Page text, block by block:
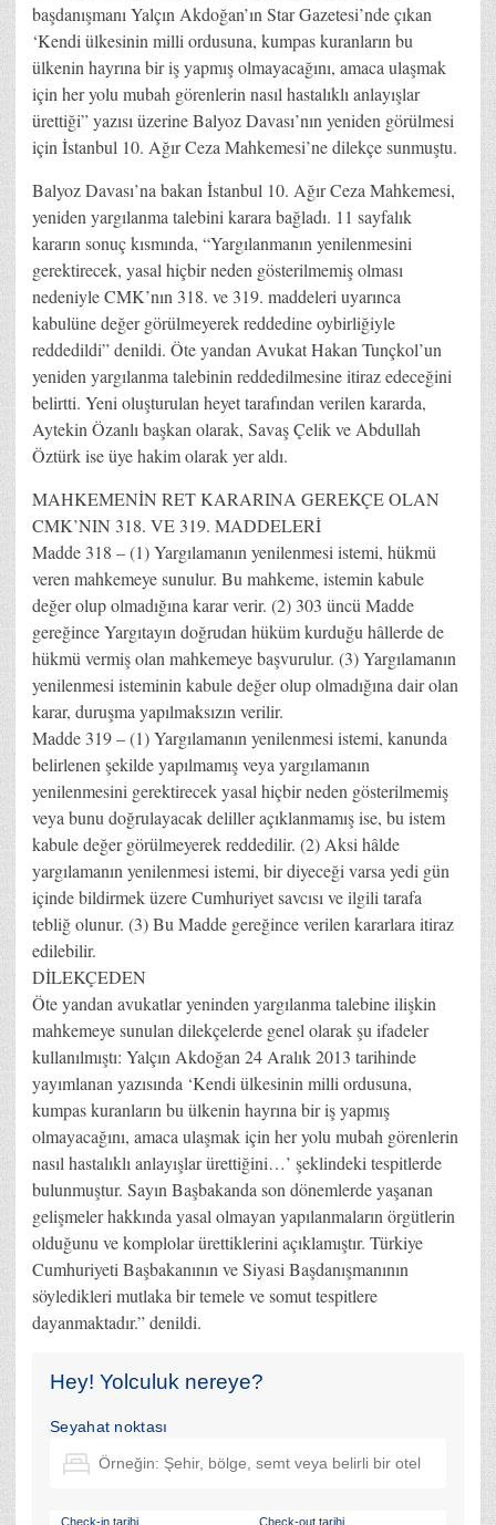
başdanışmanı Yalçın Akdoğan’ın Star Gazetesi’nde çıkan
‘Kendi ülkesinin milli ordusuna, kumpas kuranların bu
ülkenin hayrına bir iş yapmış olmayacağını, amaca ulaşmak
için her yolu mubah görenlerin nasıl hastalıklı anlayışlar
ürettiği” yazısı üzerine Balyoz Davası’nın yeniden görülmesi
için İstanbul 10. Ağır Ceza Mahkemesi’ne dilekçe sunmuştu.
Balyoz Davası’na bakan İstanbul 10. Ağır Ceza Mahkemesi,
yeniden yargılanma talebini karara bağladı. 11 sayfalık
kararın sonuç kısmında, “Yargılanmanın yenilenmesini
gerektirecek, yasal hiçbir neden gösterilmemiş olması
nedeniyle CMK’nın 318. ve 319. maddeleri uyarınca
kabulüne değer görülmeyerek reddedine oybirliğiyle
reddedildi” denildi. Öte yandan Avukat Hakan Tunçkol’un
yeniden yargılanma talebinin reddedilmesine itiraz edeceğini
belirtti. Yeni oluşturulan heyet tarafından verilen kararda,
Aytekin Özanlı başkan olarak, Savaş Çelik ve Abdullah
Öztürk ise üye hakim olarak yer aldı.
MAHKEMENİN RET KARARINA GEREKÇE OLAN
CMK’NIN 318. VE 319. MADDELERİ
Madde 318 – (1) Yargılamanın yenilenmesi istemi, hükmü
veren mahkemeye sunulur. Bu mahkeme, istemin kabule
değer olup olmadığına karar verir. (2) 303 üncü Madde
gereğince Yargıtayın doğrudan hüküm kurduğu hâllerde de
hükmü vermiş olan mahkemeye başvurulur. (3) Yargılamanın
yenilenmesi isteminin kabule değer olup olmadığına dair olan
karar, duruşma yapılmaksızın verilir.
Madde 319 – (1) Yargılamanın yenilenmesi istemi, kanunda
belirlenen şekilde yapılmamış veya yargılamanın
yenilenmesini gerektirecek yasal hiçbir neden gösterilmemiş
veya bunu doğrulayacak deliller açıklanmamış ise, bu istem
kabule değer görülmeyerek reddedilir. (2) Aksi hâlde
yargılamanın yenilenmesi istemi, bir diyeceği varsa yedi gün
içinde bildirmek üzere Cumhuriyet savcısı ve ilgili tarafa
tebliğ olunur. (3) Bu Madde gereğince verilen kararlara itiraz
edilebilir.
DİLEKÇEDEN
Öte yandan avukatlar yeninden yargılanma talebine ilişkin
mahkemeye sunulan dilekçelerde genel olarak şu ifadeler
kullanılmıştı: Yalçın Akdoğan 24 Aralık 2013 tarihinde
yayımlanan yazısında ‘Kendi ülkesinin milli ordusuna,
kumpas kuranların bu ülkenin hayrına bir iş yapmış
olmayacağını, amaca ulaşmak için her yolu mubah görenlerin
nasıl hastalıklı anlayışlar ürettiğini…’ şeklindeki tespitlerde
bulunmuştur. Sayın Başbakanda son dönemlerde yaşanan
gelişmeler hakkında yasal olmayan yapılanmaların örgütlerin
olduğunu ve komplolar ürettiklerini açıklamıştır. Türkiye
Cumhuriyeti Başbakanının ve Siyasi Başdanışmanının
söyledikleri mutlaka bir temele ve somut tespitlere
dayanmaktadır.” denildi.
Hey! Yolculuk nereye?
Seyahat noktası
Check-in tarihi Check-out tarihi